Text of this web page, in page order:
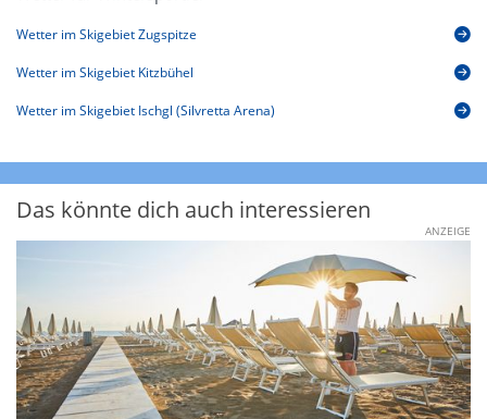
Wetter im Skigebiet Zugspitze
Wetter im Skigebiet Kitzbühel
Wetter im Skigebiet Ischgl (Silvretta Arena)
Das könnte dich auch interessieren
ANZEIGE